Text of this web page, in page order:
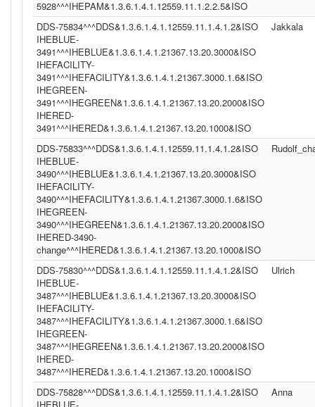
5928^^^IHEPAM&1.3.6.1.4.1.12559.11.1.2.2.5&ISO
DDS-75834^^^DDS&1.3.6.1.4.1.12559.11.1.4.1.2&ISO
IHEBLUE-
3491^^^IHEBLUE&1.3.6.1.4.1.21367.13.20.3000&ISO
IHEFACILITY-
3491^^^IHEFACILITY&1.3.6.1.4.1.21367.3000.1.6&ISO
IHEGREEN-
3491^^^IHEGREEN&1.3.6.1.4.1.21367.13.20.2000&ISO
IHERED-
3491^^^IHERED&1.3.6.1.4.1.21367.13.20.1000&ISO
Jakkala
DDS-75833^^^DDS&1.3.6.1.4.1.12559.11.1.4.1.2&ISO
IHEBLUE-
3490^^^IHEBLUE&1.3.6.1.4.1.21367.13.20.3000&ISO
IHEFACILITY-
3490^^^IHEFACILITY&1.3.6.1.4.1.21367.3000.1.6&ISO
IHEGREEN-
3490^^^IHEGREEN&1.3.6.1.4.1.21367.13.20.2000&ISO
IHERED-3490-
change^^^IHERED&1.3.6.1.4.1.21367.13.20.1000&ISO
DDS-75830^^^DDS&1.3.6.1.4.1.12559.11.1.4.1.2&ISO
IHEBLUE-
3487^^^IHEBLUE&1.3.6.1.4.1.21367.13.20.3000&ISO
IHEFACILITY-
3487^^^IHEFACILITY&1.3.6.1.4.1.21367.3000.1.6&ISO
IHEGREEN-
3487^^^IHEGREEN&1.3.6.1.4.1.21367.13.20.2000&ISO
IHERED-
3487^^^IHERED&1.3.6.1.4.1.21367.13.20.1000&ISO
Ulrich
DDS-75828^^^DDS&1.3.6.1.4.1.12559.11.1.4.1.2&ISO
Anna